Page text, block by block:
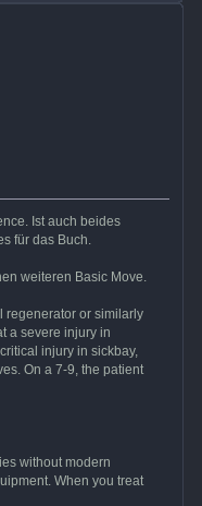
Ist auch beides
für das Buch.
weiteren Basic Move.
regenerator or similarly
a severe injury in
injury in sickbay,
On a 7-9, the patient
without modern
When you treat